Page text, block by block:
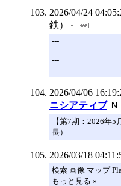
2026/04/24
鉄）
---
---
---
---
2026/04/06
ニシアティブ
【第7期：2026年
長）
2026/03/18
検索 画像 マップ
もっと見る »